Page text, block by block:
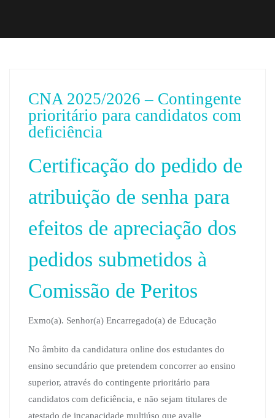
CNA 2025/2026 – Contingente
prioritário para candidatos com
deficiência
Certificação do pedido de
atribuição de senha para
efeitos de apreciação dos
pedidos submetidos à
Comissão de Peritos
Exmo(a). Senhor(a) Encarregado(a) de Educação
No âmbito da candidatura online dos estudantes do
ensino secundário que pretendem concorrer ao ensino
superior, através do contingente prioritário para
candidatos com deficiência, e não sejam titulares de
atestado de incapacidade multiúso que avalie